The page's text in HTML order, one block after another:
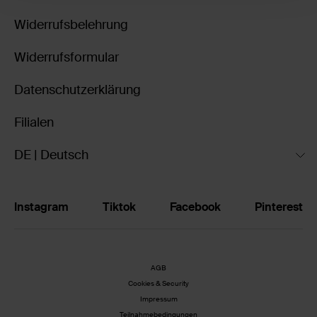
Widerrufsbelehrung
Widerrufsformular
Datenschutzerklärung
Filialen
DE | Deutsch
Instagram Tiktok Facebook Pinterest
AGB
Cookies & Security
Impressum
Teilnahmebedingungen